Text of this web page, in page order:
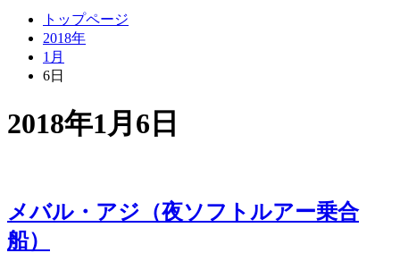
トップページ
2018年
1月
6日
2018年1月6日
メバル・アジ（夜ソフトルアー乗合
船）